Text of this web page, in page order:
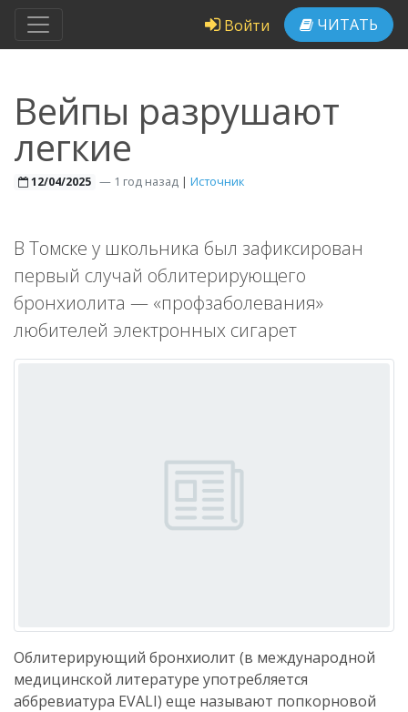
Войти ЧИТАТЬ
Вейпы разрушают
легкие
12/04/2025 —1 год назад | Источник
В Томске у школьника был зафиксирован
первый случай облитерирующего
бронхиолита — «профзаболевания»
любителей электронных сигарет
Облитерирующий бронхиолит (в международной
медицинской литературе употребляется
аббревиатура EVALI) еще называют попкорновой